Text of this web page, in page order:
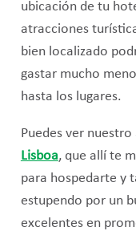
ubicación de tu
atracciones
bien localizado
gastar mucho
hasta los lugares.
Puedes ver
Lisboa, que allí te
para hospedarte y
estupendo por un
excelentes en